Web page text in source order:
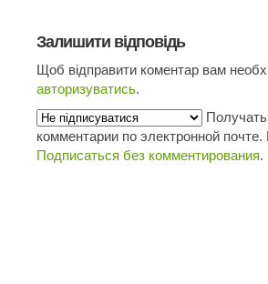
Залишити відповідь
Щоб відправити коментар вам
авторизуватись.
комментарии по электронной
Подписаться без комментирования.